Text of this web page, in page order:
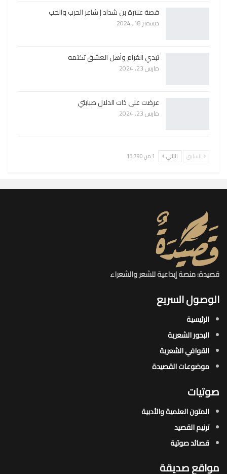
قصة عنترة بن شداد | شاعر الحرب والحب
ديسمبر 18, 2024
تبدي الغرام وأهل العشق تكتمه
مارس 23, 2024
عرضت على ذات الدلال صبابتي
مارس 23, 2024
السابق التالي 1 من 13٬790
قصيدة: منصة إبداعية للشعر والشعراء
الوصول السريع
الرئيسية
البحور الشعرية​
القوافي الشعرية​
موضوعات القصيدة​
صوتيات
المتون العلمية والأدبية
ترنيم القصيد
قصائد صوتية
مواقع صديقة